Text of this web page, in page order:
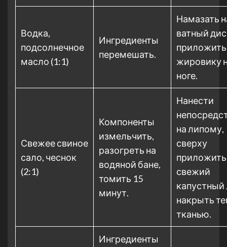
Водка,
подсолнечное
масло (1:1)
Ингредиенты
перемешать.
Намазать
ватный
приложить
жировику
ноге.
Свежее свиное
сало, чеснок
(2:1)
Компоненты
измельчить,
разогреть на
водяной бане,
томить 15
минут.
Нанести
на липому,
сверху
приложить
свежий
капустный
накрыть
тканью.
Ингредиенты